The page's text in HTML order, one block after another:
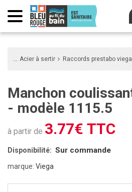
Acier à sertir Raccords prestabo viega
Manchon coulissant FF Prestabo
- modèle 1115.5
à partir de 3.77€ TTC
Disponibilité: Sur commande
marque: Viega